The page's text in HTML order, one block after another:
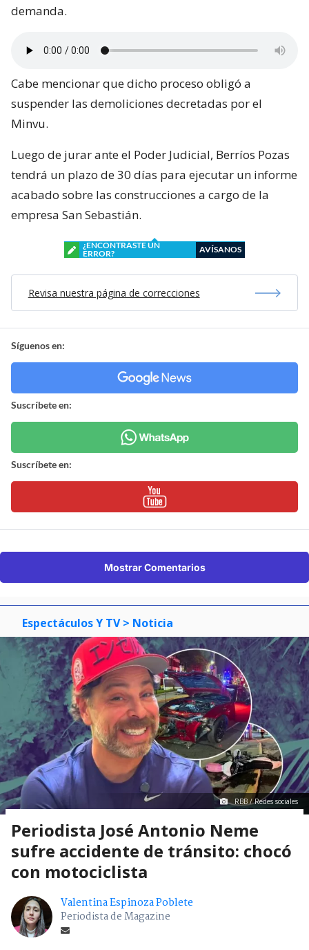
demanda.
Cabe mencionar que dicho proceso obligó a
suspender las demoliciones decretadas por el
Minvu.
Luego de jurar ante el Poder Judicial, Berríos Pozas
tendrá un plazo de 30 días para ejecutar un informe
acabado sobre las construcciones a cargo de la
empresa San Sebastián.
¿ENCONTRASTE UN
ERROR?
AVÍSANOS
Revisa nuestra página de correcciones
Síguenos en:
Suscríbete en:
Suscríbete en:
Mostrar Comentarios
Espectáculos Y TV > Noticia
RBB / Redes sociales
Periodista José Antonio Neme
sufre accidente de tránsito: chocó
con motociclista
Valentina Espinoza Poblete
Periodista de Magazine